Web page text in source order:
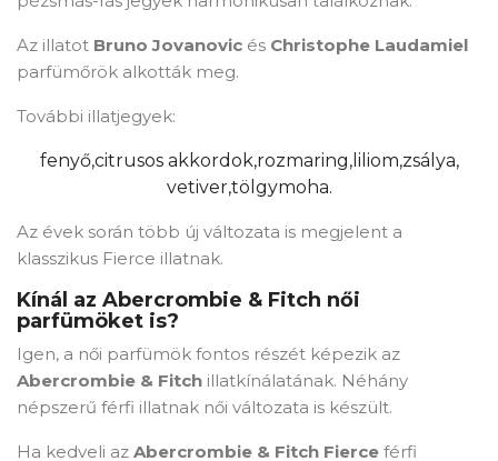
Az illatot Bruno Jovanovic és Christophe Laudamiel
parfümőrök alkották meg.
További illatjegyek:
fenyő,citrusos akkordok,rozmaring,liliom,zsálya,
vetiver,tölgymoha.
Az évek során több új változata is megjelent a
klasszikus Fierce illatnak.
Kínál az Abercrombie & Fitch női
parfümöket is?
Igen, a női parfümök fontos részét képezik az
Abercrombie & Fitch illatkínálatának. Néhány
népszerű férfi illatnak női változata is készült.
Ha kedveli az Abercrombie & Fitch Fierce férfi